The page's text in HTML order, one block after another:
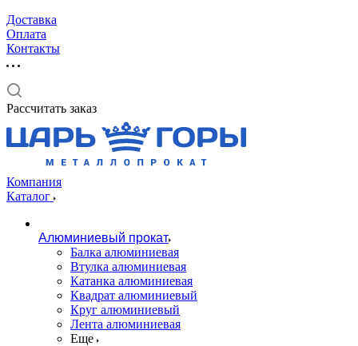
Доставка
Оплата
Контакты
Рассчитать заказ
Компания
Каталог
Алюминиевый прокат
Балка алюминиевая
Втулка алюминиевая
Катанка алюминиевая
Квадрат алюминиевый
Круг алюминиевый
Лента алюминиевая
Еще